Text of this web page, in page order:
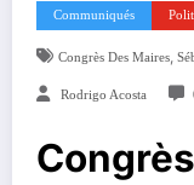
Communiqués
Congrès Des Maires,
Rodrigo Acosta